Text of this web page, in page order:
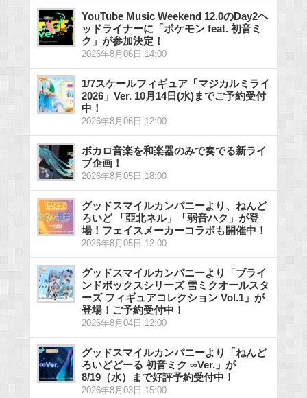
YouTube Music Weekend 12.0のDay2ヘ
ッドライナーに「ポケモン feat. 初音ミ
ク」が参加決定！
2026年8月06日 14:00
1/7スケールフィギュア「マジカルミライ
2026」Ver. 10月14日(水)までご予約受付
中！
2026年8月06日 12:00
ボカロ音楽を和楽器のみで奏でる新ライ
ブ企画！
2026年8月05日 18:00
グッドスマイルカンパニーより、ねんど
ろいど 「亞北ネル」「弱音ハク」が登
場！フェイスメーカーコラボも開催中！
2026年8月05日 12:00
グッドスマイルカンパニーより「ブライ
ンドボックスシリーズ 雪ミクオールスタ
ーズ フィギュアコレクション Vol.1」が
登場！ご予約受付中！
2026年8月04日 12:00
グッドスマイルカンパニーより「ねんど
ろいどどーる 初音ミク ∞Ver.」が
8/19（水）まで好評予約受付中！
2026年8月03日 15:00